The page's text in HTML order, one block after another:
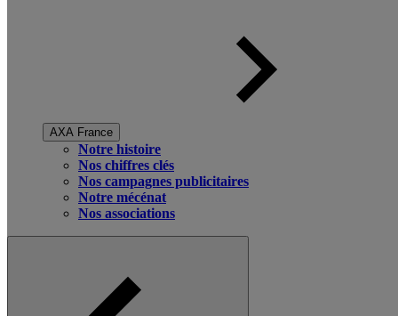
AXA France
Notre histoire
Nos chiffres clés
Nos campagnes publicitaires
Notre mécénat
Nos associations